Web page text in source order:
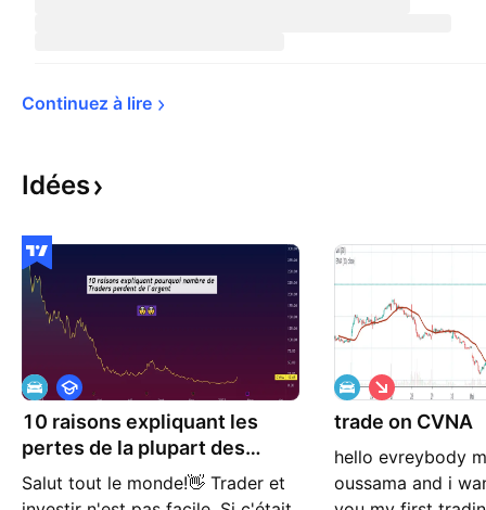
Continuez à lire
Idées
10 raisons expliquant les
pertes de la plupart des
traders
Salut tout le monde!👋 Trader et
É
d
u
c
a
t
i
trade on CVNA
hello evreybody
oussama and i
S
h
o
t